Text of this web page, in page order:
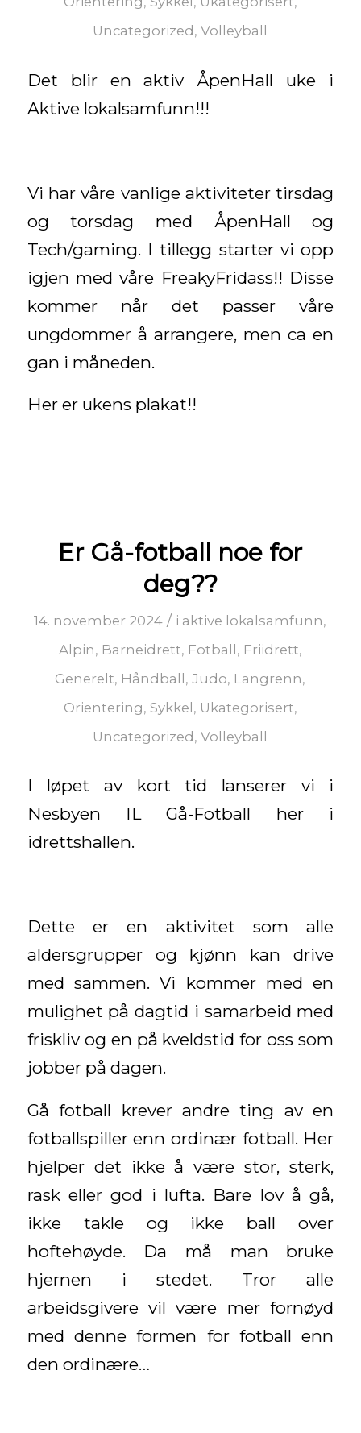
Uncategorized ,Volleyball
Det blir en aktiv ÅpenHall uke i
Aktive lokalsamfunn!!!
Vi har våre vanlige aktiviteter tirsdag
og torsdag med ÅpenHall og
Tech/gaming. I tillegg starter vi opp
igjen med våre FreakyFridass!! Disse
kommer når det passer våre
ungdommer å arrangere, men ca en
gan i måneden.
Her er ukens plakat!!
Er Gå-fotball noe for
deg??
14. november 2024 / i aktive lokalsamfunn,
Alpin, Barneidrett, Fotball, Friidrett,
Generelt, Håndball,Judo, Langrenn,
Orientering, Sykkel, Ukategorisert,
Uncategorized,Volleyball
I løpet av kort tid lanserer vi i
Nesbyen IL Gå-Fotball her i
idrettshallen.
Dette er en aktivitet som alle
aldersgrupper og kjønn kan drive
med sammen. Vi kommer med en
mulighet på dagtid i samarbeid med
friskliv og en på kveldstid for oss som
jobber på dagen.
Gå fotball krever andre ting av en
fotballspiller enn ordinær fotball. Her
hjelper det ikke å være stor, sterk,
rask eller god i lufta. Bare lov å gå,
ikke takle og ikke ball over
hoftehøyde. Da må man bruke
hjernen i stedet. Tror alle
arbeidsgivere vil være mer fornøyd
med denne formen for fotball enn
den ordinære…